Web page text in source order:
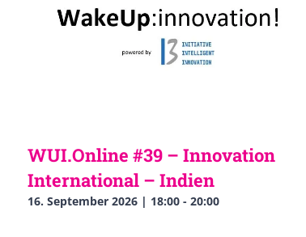
WUI.Online #39 – Innovation
International – Indien
16. September 2026 | 18:00- 20:00